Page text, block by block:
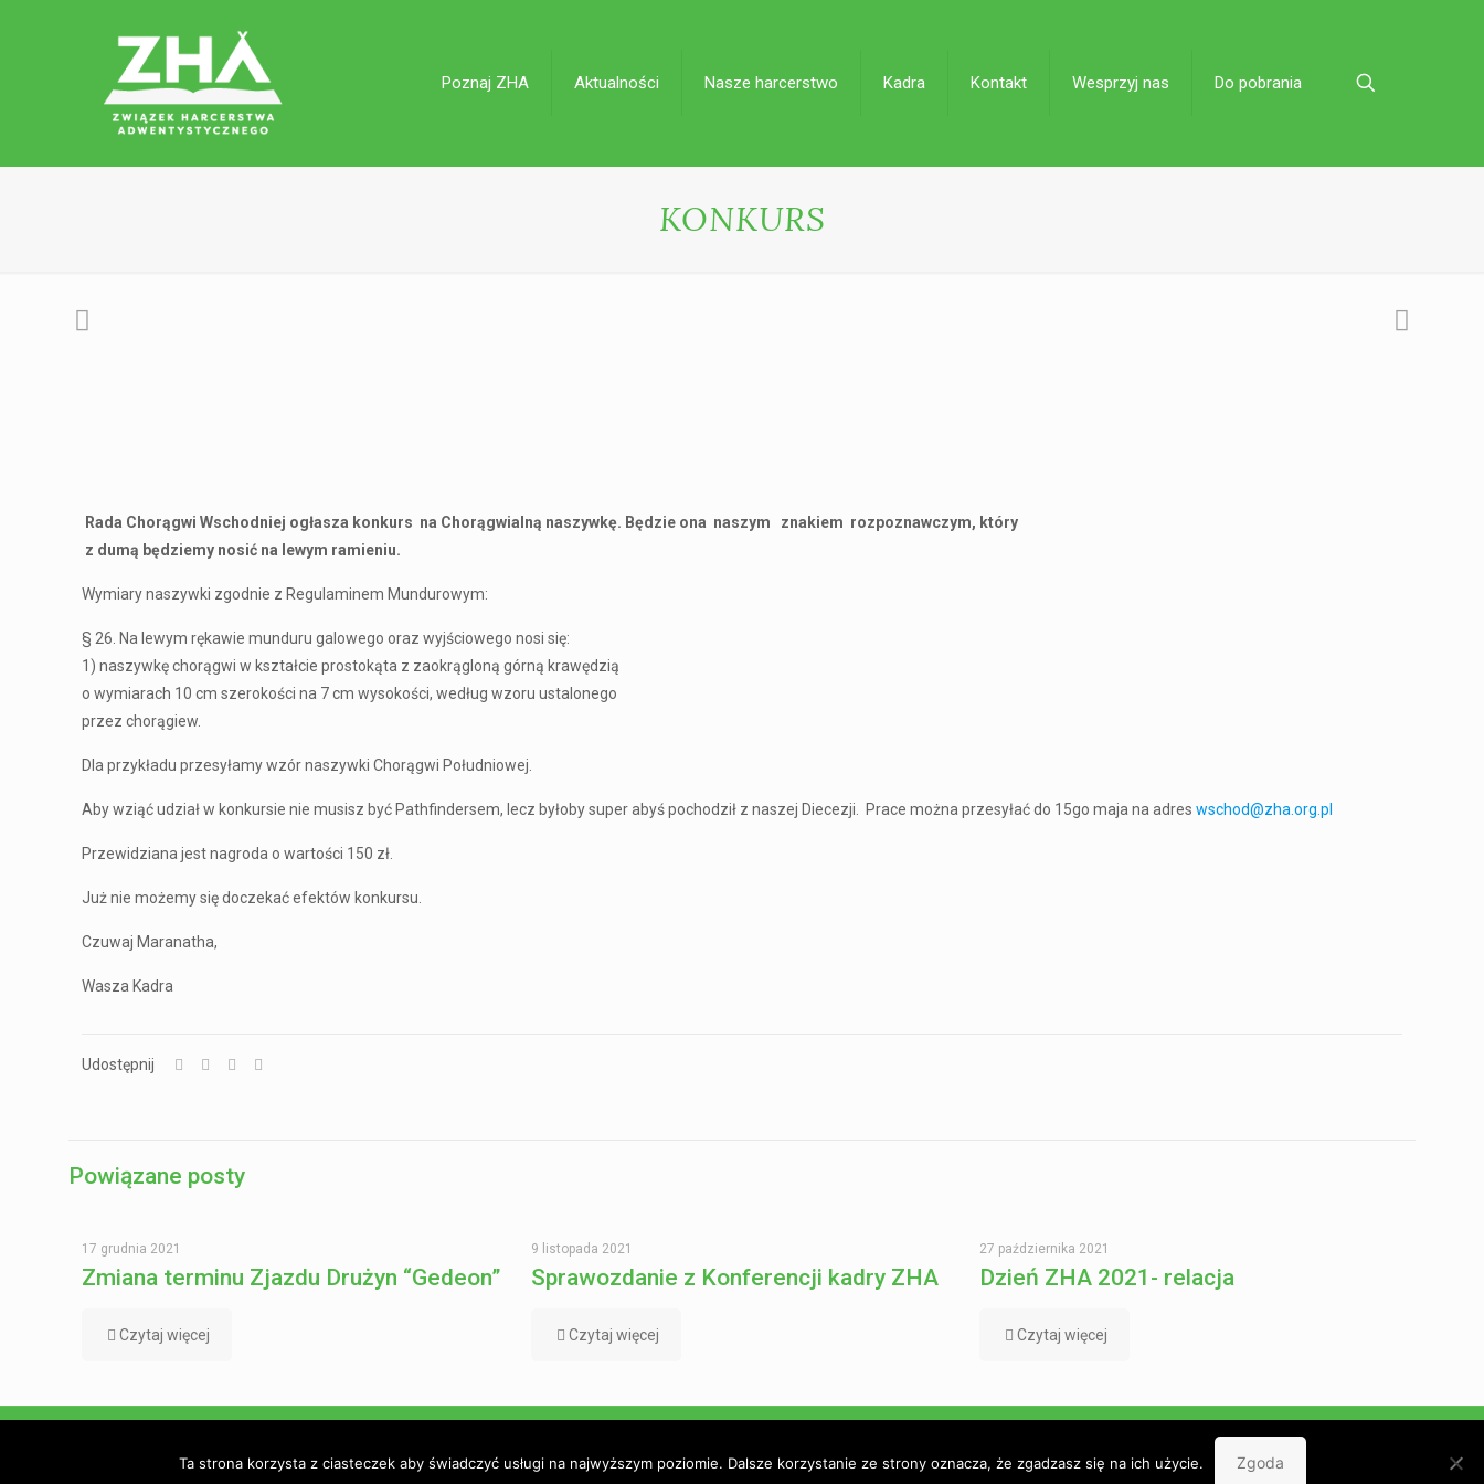
Poznaj ZHA Aktualności Nasze harcerstwo Kadra Kontakt Wesprzyj nas Do pobrania
KONKURS
Rada Chorągwi Wschodniej ogłasza konkurs na Chorągwialną naszywkę. Będzie ona naszym znakiem rozpoznawczym, który
z dumą będziemy nosić na lewym ramieniu.
Wymiary naszywki zgodnie z Regulaminem Mundurowym:
§ 26. Na lewym rękawie munduru galowego oraz wyjściowego nosi się:
1) naszywkę chorągwi w kształcie prostokąta z zaokrągloną górną krawędzią
o wymiarach 10 cm szerokości na 7 cm wysokości, według wzoru ustalonego
przez chorągiew.
Dla przykładu przesyłamy wzór naszywki Chorągwi Południowej.
Aby wziąć udział w konkursie nie musisz być Pathfindersem, lecz byłoby super abyś pochodził z naszej Diecezji. Prace można przesyłać do 15go maja na adreswschod@zha.org.pl
Przewidziana jest nagroda o wartości 150 zł.
Już nie możemy się doczekać efektów konkursu.
Czuwaj Maranatha,
Wasza Kadra
Udostępnij
Powiązane posty
17 grudnia 2021
Zmiana terminu Zjazdu Drużyn “Gedeon”
Czytaj więcej
9 listopada 2021
Sprawozdanie z Konferencji kadry ZHA
Czytaj więcej
27 października 2021
Dzień ZHA 2021- relacja
Czytaj więcej
© 2023 Związek Harcerstwa Adwentystycznego. Wdrożenie Polityka prywatności
Ta strona korzysta z ciasteczek aby świadczyć usługi na najwyższym poziomie. Dalsze korzystanie ze strony oznacza, że zgadzasz się na ich użycie. Zgoda